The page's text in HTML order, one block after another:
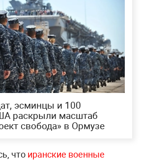
эсминцы и 100
раскрыли масштаб
свобода» в Ормузе
что иранские военные